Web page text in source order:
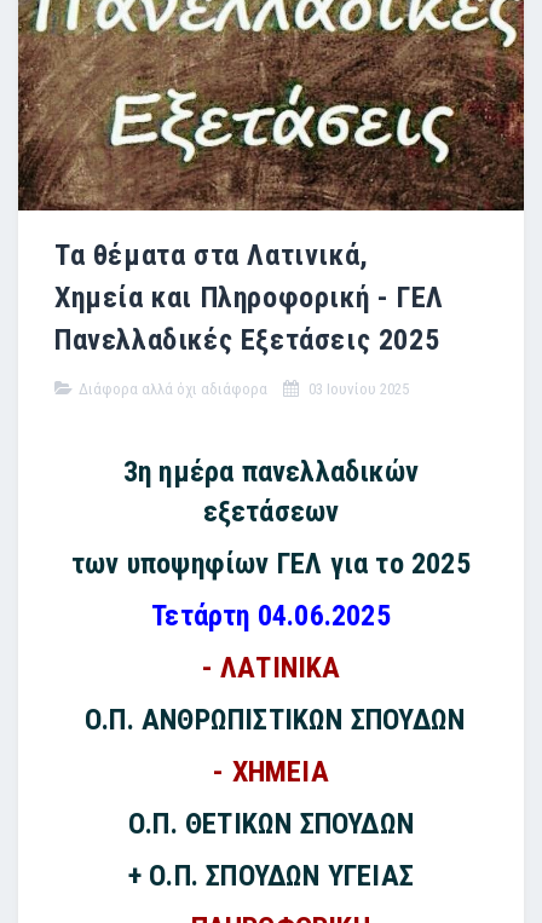
Τα θέματα στα Λατινικά,
Χημεία και Πληροφορική - ΓΕΛ
Πανελλαδικές Εξετάσεις 2025
Διάφορα αλλά όχι αδιάφορα 03 Ιουνίου 2025
3η ημέρα πανελλαδικών
εξετάσεων
των υποψηφίων ΓΕΛ για το 2025
Τετάρτη 04.06.2025
- ΛΑΤΙΝΙΚΑ
Ο.Π. ΑΝΘΡΩΠΙΣΤΙΚΩΝ ΣΠΟΥΔΩΝ
- ΧΗΜΕΙΑ
Ο.Π. ΘΕΤΙΚΩΝ ΣΠΟΥΔΩΝ
+ Ο.Π. ΣΠΟΥΔΩΝ ΥΓΕΙΑΣ